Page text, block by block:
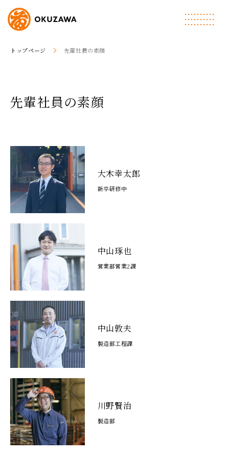
トップページ 先輩社員の素顔
先輩社員の素顔
大木幸太郎
新卒研修中
中山琢也
営業部営業2課
中山敦夫
製造部工程課
川野賢治
製造部